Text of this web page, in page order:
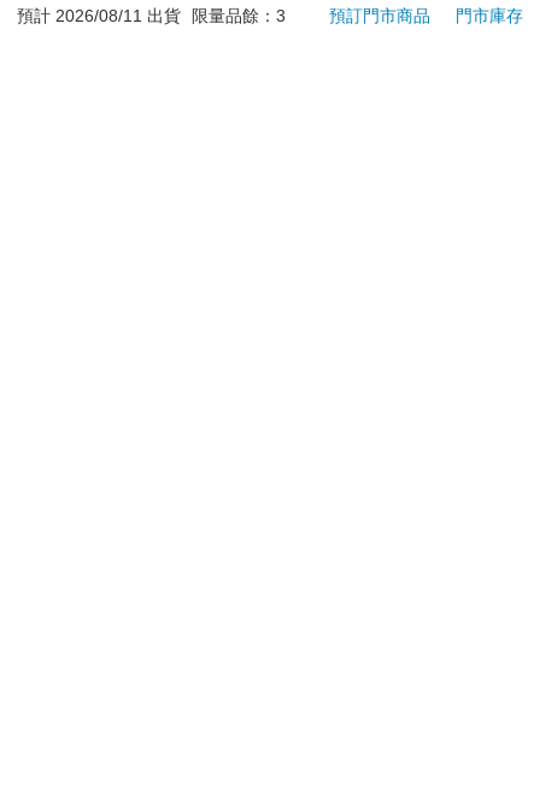
**提醒您，鑑賞期不等於試用期，退回商品須為全新狀態**
預計 2026/08/11 出貨
限量品餘：3 預訂門市商品 門市庫存